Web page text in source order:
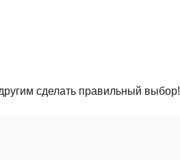
сделать правильный выбор!